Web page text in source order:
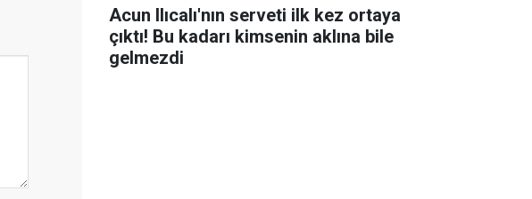
Acun Ilıcalı'nın serveti ilk kez ortaya
çıktı! Bu kadarı kimsenin aklına bile
gelmezdi